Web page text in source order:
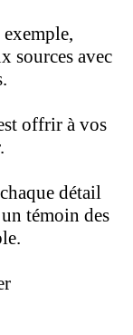
exemple,
sources avec
offrir à vos
détail
témoin des